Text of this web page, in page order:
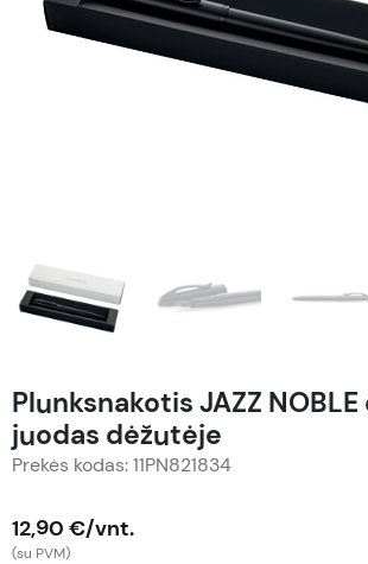
Plunksnakotis JAZZ
juodas dėžutėje
Prekės kodas: 11PN821834
12,90 €/vnt.
(su PVM)